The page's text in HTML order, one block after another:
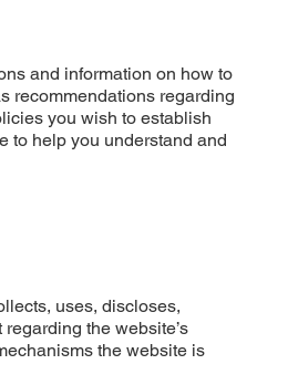
and information on how to
recommendations regarding
you wish to establish
to help you understand and
uses, discloses,
the website’s
the website is